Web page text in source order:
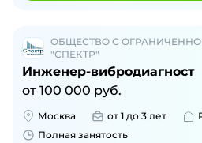
ОБЩЕСТВО С
"СПЕКТР"
Инженер-вибродиагност
от 100 000 руб.
Москва от 1 до 3 лет
Полная занятость